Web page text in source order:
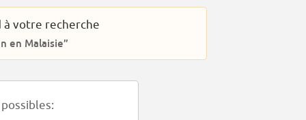
votre recherche
en Malaisie”